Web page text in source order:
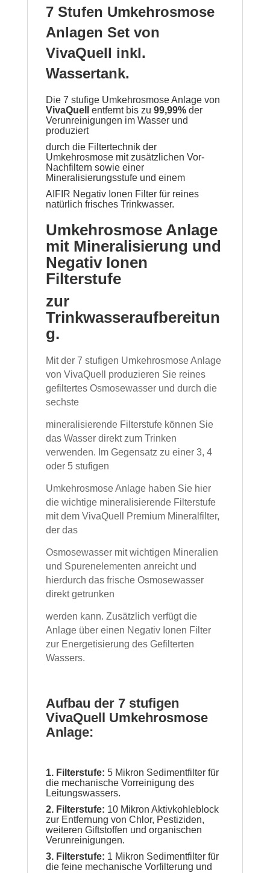
7 Stufen Umkehrosmose
Anlagen Set von
VivaQuell inkl.
Wassertank.
Die 7 stufige Umkehrosmose Anlage von
VivaQuell
entfernt bis zu 99,99%der
Verunreinigungen im Wasser und
produziert
durch die Filtertechnik der
Umkehrosmose mit zusätzlichen Vor-
Nachfiltern sowie einer
Mineralisierungsstufe und einem
AIFIR Negativ Ionen Filter für reines
natürlich frisches Trinkwasser.
Umkehrosmose Anlage
mit Mineralisierung und
Negativ Ionen
Filterstufe
zur
Trinkwasseraufbereitun
g.
Mit der 7 stufigen Umkehrosmose Anlage
von VivaQuell produzieren Sie reines
gefiltertes Osmosewasser und durch die
sechste
mineralisierende Filterstufe können Sie
das Wasser direkt zum Trinken
verwenden. Im Gegensatz zu einer 3, 4
oder 5 stufigen
Umkehrosmose Anlage haben Sie hier
die wichtige mineralisierende Filterstufe
mit dem VivaQuell Premium Mineralfilter,
der das
Osmosewasser mit wichtigen Mineralien
und Spurenelementen anreicht und
hierdurch das frische Osmosewasser
direkt getrunken
werden kann. Zusätzlich verfügt die
Anlage über einen Negativ Ionen Filter
zur Energetisierung des Gefilterten
Wassers.
Aufbau der 7 stufigen
VivaQuell Umkehrosmose
Anlage:
1. Filterstufe: 5 Mikron Sedimentfilter für
die mechanische Vorreinigung des
Leitungswassers.
2. Filterstufe: 10 Mikron Aktivkohleblock
zur Entfernung von Chlor, Pestiziden,
weiteren Giftstoffen und organischen
Verunreinigungen.
3. Filterstufe: 1 Mikron Sedimentfilter für
die feine mechanische Vorfilterung und